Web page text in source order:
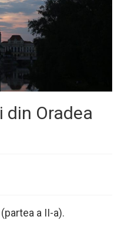
Oradea
a II-a).